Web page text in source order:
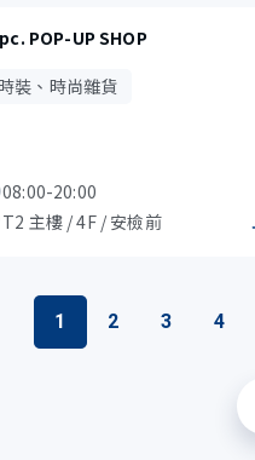
POP-UP SHOP
裝、時尚雜貨
08:00-20:00
T2 主樓 / 4F / 安檢前
1 2 3 4